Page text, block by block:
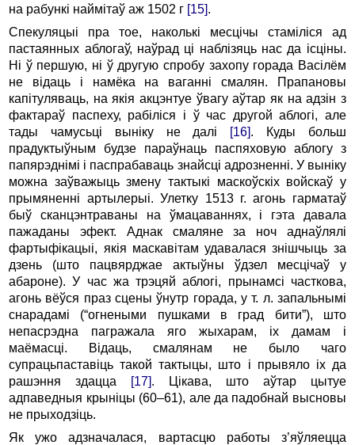
на рабункі наймітаў аж 1502 г [15].
Спекуляцыі пра тое, наколькі месцічы стаміліся ад
пастаянных аблогаў, наўрад ці наблізяць нас да ісціны.
Ні ў першую, ні ў другую спробу захопу горада Васілём
не відаць і намёка на ваганні смалян. Прапановы
капітуляваць, на якія акцэнтуе ўвагу аўтар як на адзін з
фактараў паспеху, рабіліся і ў час другой аблогі, але
тады чамусьці выніку не далі
[16]. Куды больш
прадуктыўным будзе параўнаць паспяховую аблогу з
папярэднімі і паспрабаваць знайсці адрозненні. У выніку
можна заўважыць змену тактыкі маскоўскіх войскаў у
прымяненні артылерыі. Улетку 1513 г. агонь гарматаў
быў сканцэнтраваны на ўмацаваннях, і гэта давала
пажаданы эфект. Аднак смаляне за ноч аднаўлялі
фартыфікацыі, якія маскавітам удавалася знішчыць за
дзень (што пацвярджае актыўны ўдзел месцічаў у
абароне). У час жа трэцяй аблогі, прынамсі часткова,
агонь вёўся праз сцены ўнутр горада, у т. л. запальнымі
снарадамі (“огнеными пушками в град бити”), што
непасрэдна пагражала яго жыхарам, іх дамам і
маёмасці. Відаць, смалянам не было чаго
супрацьпаставіць такой тактыцы, што і прывяло іх да
рашэння здацца
[17]. Цікава, што аўтар цытуе
адпаведныя крыніцы (60–61), але да падобнай высновы
не прыходзіць.
Як ужо адзначалася, вартасцю работы з’яўляецца